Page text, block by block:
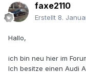
faxe2110
Erstellt 8.
Hallo,
ich bin neu hier im
Ich besitze einen Audi